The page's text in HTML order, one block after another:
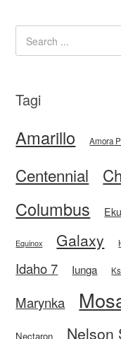
Tagi
Amarillo Amora
Centennial
Columbus
Equinox Galaxy
Idaho 7 Iunga
Marynka
Nectaron Nelson